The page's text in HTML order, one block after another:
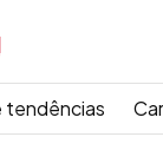
tendências